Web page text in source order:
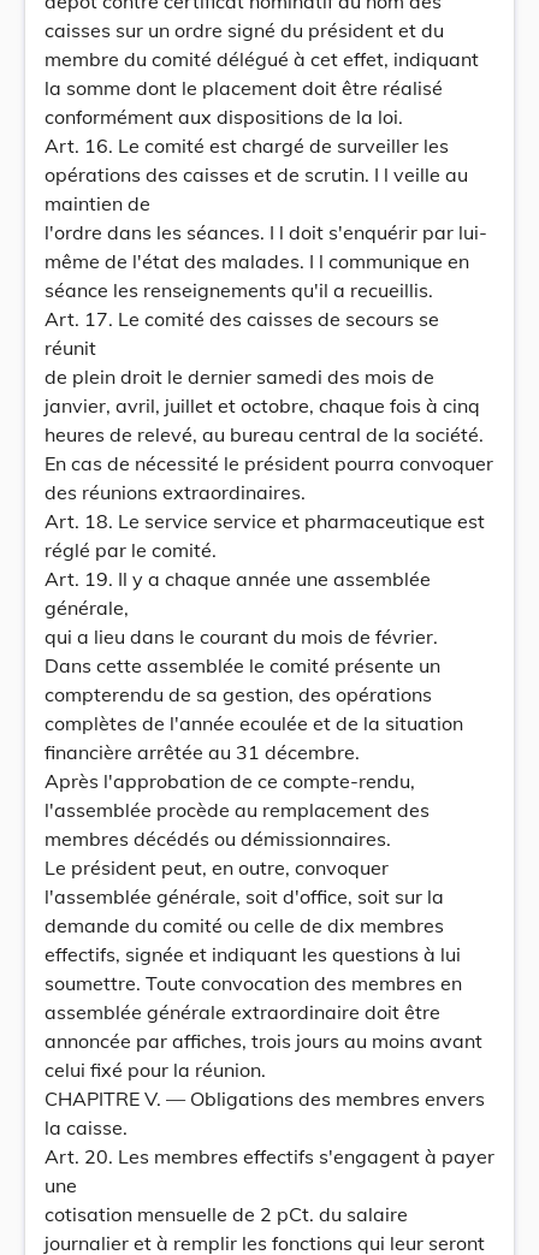
caisses sur un ordre signé du président et du
membre du comité délégué à cet effet, indiquant
la somme dont le placement doit être réalisé
conformément aux dispositions de la loi.
Art. 16. Le comité est chargé de surveiller les
opérations des caisses et de scrutin. I l veille au
maintien de
l'ordre dans les séances. I l doit s'enquérir par lui-
même de l'état des malades. I l communique en
séance les renseignements qu'il a recueillis.
Art. 17. Le comité des caisses de secours se
réunit
de plein droit le dernier samedi des mois de
janvier, avril, juillet et octobre, chaque fois à cinq
heures de relevé, au bureau central de la société.
En cas de nécessité le président pourra convoquer
des réunions extraordinaires.
Art. 18. Le service service et pharmaceutique est
réglé par le comité.
Art. 19. Il y a chaque année une assemblée
générale,
qui a lieu dans le courant du mois de février.
Dans cette assemblée le comité présente un
compterendu de sa gestion, des opérations
complètes de l'année ecoulée et de la situation
financière arrêtée au 31 décembre.
Après l'approbation de ce compte-rendu,
l'assemblée procède au remplacement des
membres décédés ou démissionnaires.
Le président peut, en outre, convoquer
l'assemblée générale, soit d'office, soit sur la
demande du comité ou celle de dix membres
effectifs, signée et indiquant les questions à lui
soumettre. Toute convocation des membres en
assemblée générale extraordinaire doit être
annoncée par affiches, trois jours au moins avant
celui fixé pour la réunion.
CHAPITRE V. — Obligations des membres envers
la caisse.
Art. 20. Les membres effectifs s'engagent à payer
une
cotisation mensuelle de 2 pCt. du salaire
journalier et à remplir les fonctions qui leur seront